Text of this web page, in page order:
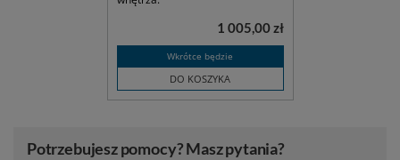
Wkrótce będzie
DO KOSZYKA
1 005,00 zł
Potrzebujesz pomocy? Masz pytania?